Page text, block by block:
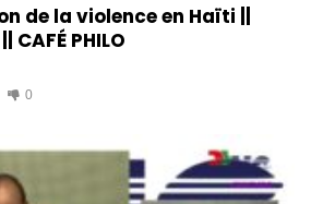
de la violence en Haïti ||
CAFÉ PHILO
0